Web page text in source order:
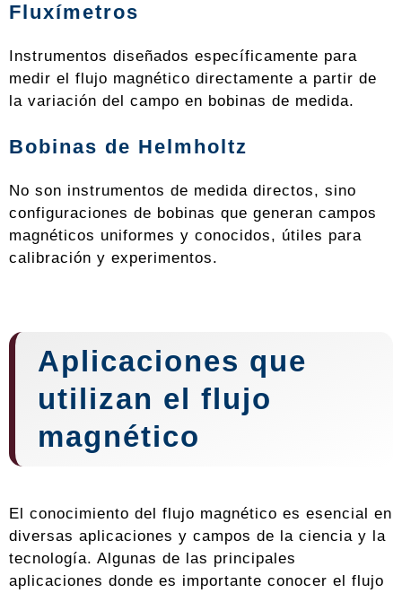
Fluxímetros
Instrumentos diseñados específicamente para
medir el flujo magnético directamente a partir de
la variación del campo en bobinas de medida.
Bobinas de Helmholtz
No son instrumentos de medida directos, sino
configuraciones de bobinas que generan campos
magnéticos uniformes y conocidos, útiles para
calibración y experimentos.
Aplicaciones que
utilizan el flujo
magnético
El conocimiento del flujo magnético es esencial en
diversas aplicaciones y campos de la ciencia y la
tecnología. Algunas de las principales
aplicaciones donde es importante conocer el flujo